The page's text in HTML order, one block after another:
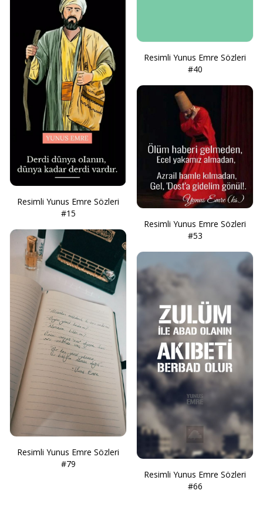
Resimli Yunus Emre Sözleri
#15
Resimli Yunus Emre Sözleri
#79
Resimli Yunus Emre Sözleri
#40
Resimli Yunus Emre Sözleri
#53
Resimli Yunus Emre Sözleri
#66